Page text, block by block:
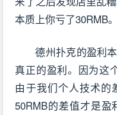
本质上你亏了30RMB。
德州扑克的盈利
真正的盈利。因为这
由于我们个人技术的
50RMB的差值才是盈